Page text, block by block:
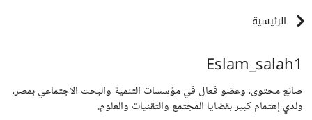
الرئيسية
Eslam_salah1
صانع محتوى، وعضو فعال في مؤسسات التنمية والبحث الاجتماعي بمصر،
ولدي إهتمام كبير بقضايا المجتمع والتقنيات والعلوم.